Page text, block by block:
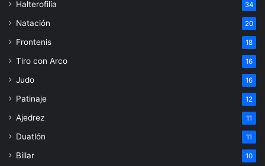
Halterofilia 34
Natación 20
Frontenis 18
Tiro con Arco 16
Judo 16
Patinaje 12
Ajedrez 11
Duatlón 11
Billar 10